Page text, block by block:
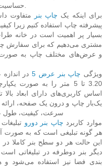
برای اینکه یک چاپ بنر
متفاوت
پیشرفته چاپ استفاده کنیم زیرا
بسیار پر اهمیت است در خانه
مشتری می‌دهیم که برای سفارش
و عرض‌های مختلف چاپ به صورت
ویژگی چاپ بنر عرض 5
در
3.20 تا 5 متر را به
یک‌بار چاپ و درون یک صفحه،
سرعت، کیفیت، طول
موارد کاربرد چاپ بنر دورو
هر گونه تبلیغی است که به صورت
این حالت هر دو سطح بنر کاملا در
دیگر بنر دوطرفه در تبلیغاتی
بندی فضا نیز استفاده می‌شود